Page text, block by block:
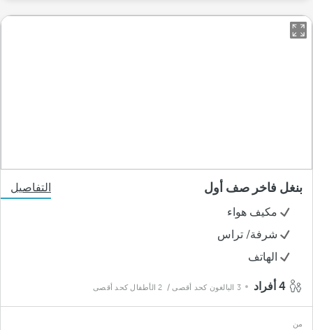
بنغل فاخر صف أول
التفاصيل
مكيف هواء
شرفة/ تراس
الهاتف
3 البالغون كحد أقصى / 2 الأطفال كحد أقصى
من